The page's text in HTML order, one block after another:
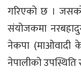
गरिएको छ ।
संयोजकमा
नेकपा (माओवादी
नेपालीको उपस्थिति